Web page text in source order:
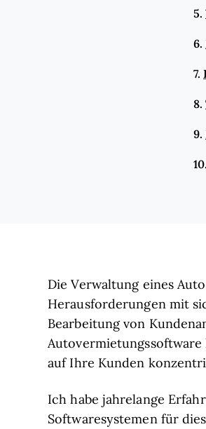
5.
6.
7.
8.
9.
10.
Die Verwaltung eines
Herausforderungen mit
Bearbeitung von
Autovermietungssoftware
auf Ihre Kunden
Ich habe jahrelange
Softwaresystemen für